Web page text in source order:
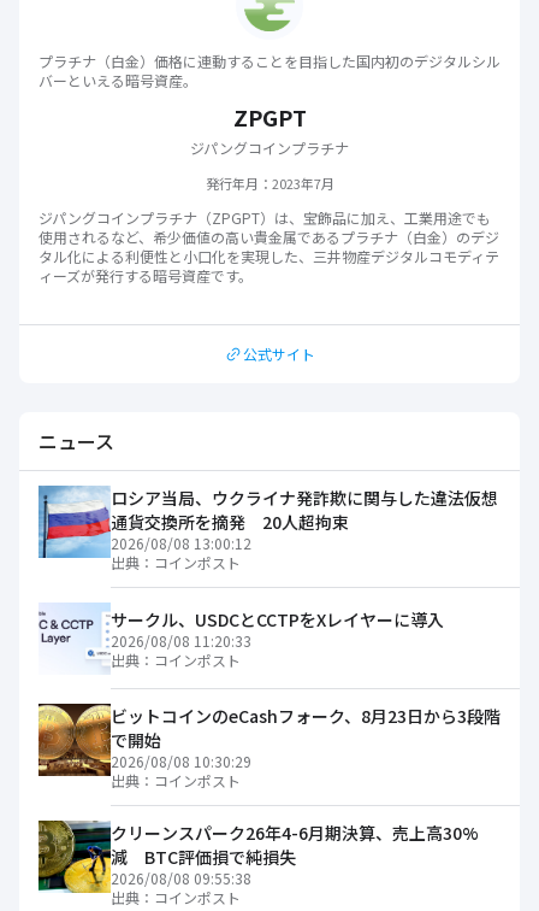
プラチナ（白金）価格に連動することを目指した国内初のデジタルシル
バーといえる暗号資産。
ZPGPT
ジパングコインプラチナ
発行年月 ： 2023年7月
ジパングコインプラチナ（ZPGPT）は、宝飾品に加え、工業用途でも
使用されるなど、希少価値の高い貴金属であるプラチナ（白金）のデジ
タル化による利便性と小口化を実現した、三井物産デジタルコモディテ
ィーズが発行する暗号資産です。
公式サイト
ニュース
ロシア当局、ウクライナ発詐欺に関与した違法仮想
通貨交換所を摘発 20人超拘束
2026/08/08 13:00:12
出典： コインポスト
サークル、USDCとCCTPをXレイヤーに導入
2026/08/08 11:20:33
出典： コインポスト
ビットコインのeCashフォーク、8月23日から3段階
で開始
2026/08/08 10:30:29
出典： コインポスト
クリーンスパーク26年4-6月期決算、売上高30%
減 BTC評価損で純損失
2026/08/08 09:55:38
出典： コインポスト